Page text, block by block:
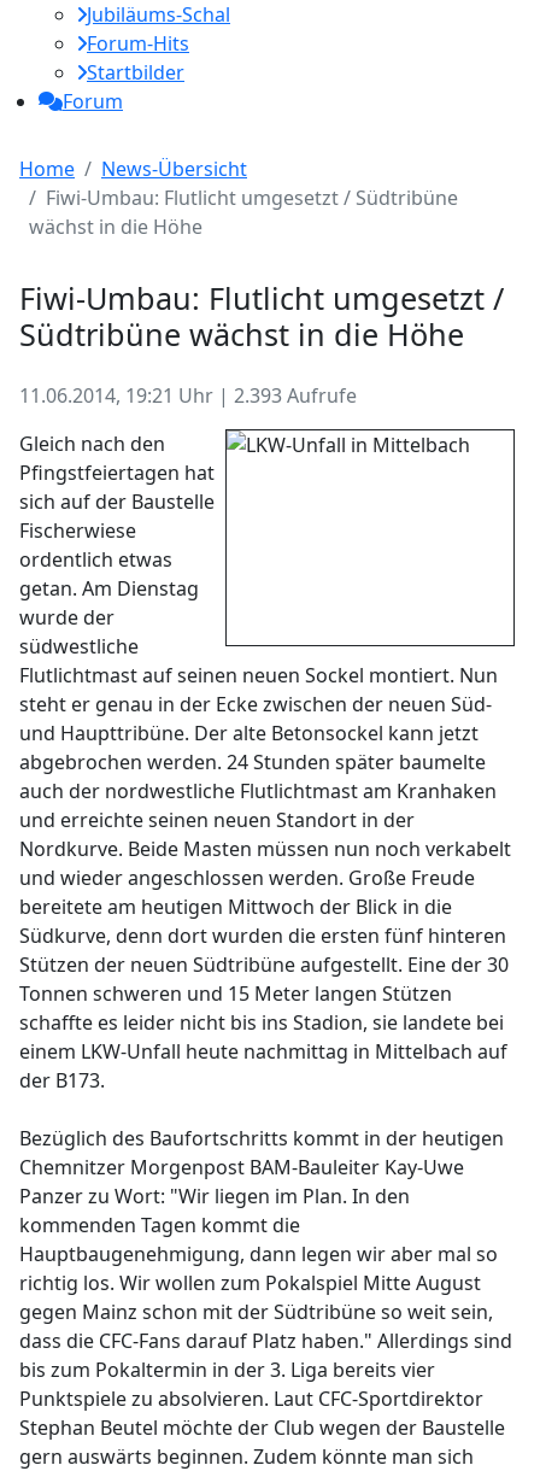
Jubiläums-Schal
Forum-Hits
Startbilder
Forum
Home
News-Übersicht
Fiwi-Umbau: Flutlicht umgesetzt / Südtribüne
wächst in die Höhe
Fiwi-Umbau: Flutlicht umgesetzt /
Südtribüne wächst in die Höhe
11.06.2014, 19:21 Uhr | 2.393 Aufrufe
Gleich nach den
Pfingstfeiertagen hat
sich auf der Baustelle
Fischerwiese
ordentlich etwas
getan. Am Dienstag
wurde der
südwestliche
Flutlichtmast auf seinen neuen Sockel montiert. Nun
steht er genau in der Ecke zwischen der neuen Süd-
und Haupttribüne. Der alte Betonsockel kann jetzt
abgebrochen werden. 24 Stunden später baumelte
auch der nordwestliche Flutlichtmast am Kranhaken
und erreichte seinen neuen Standort in der
Nordkurve. Beide Masten müssen nun noch verkabelt
und wieder angeschlossen werden. Große Freude
bereitete am heutigen Mittwoch der Blick in die
Südkurve, denn dort wurden die ersten fünf hinteren
Stützen der neuen Südtribüne aufgestellt. Eine der 30
Tonnen schweren und 15 Meter langen Stützen
schaffte es leider nicht bis ins Stadion, sie landete bei
einem LKW-Unfall heute nachmittag in Mittelbach auf
der B173.
Bezüglich des Baufortschritts kommt in der heutigen
Chemnitzer Morgenpost BAM-Bauleiter Kay-Uwe
Panzer zu Wort: "Wir liegen im Plan. In den
kommenden Tagen kommt die
Hauptbaugenehmigung, dann legen wir aber mal so
richtig los. Wir wollen zum Pokalspiel Mitte August
gegen Mainz schon mit der Südtribüne so weit sein,
dass die CFC-Fans darauf Platz haben." Allerdings sind
bis zum Pokaltermin in der 3. Liga bereits vier
Punktspiele zu absolvieren. Laut CFC-Sportdirektor
Stephan Beutel möchte der Club wegen der Baustelle
gern auswärts beginnen. Zudem könnte man sich